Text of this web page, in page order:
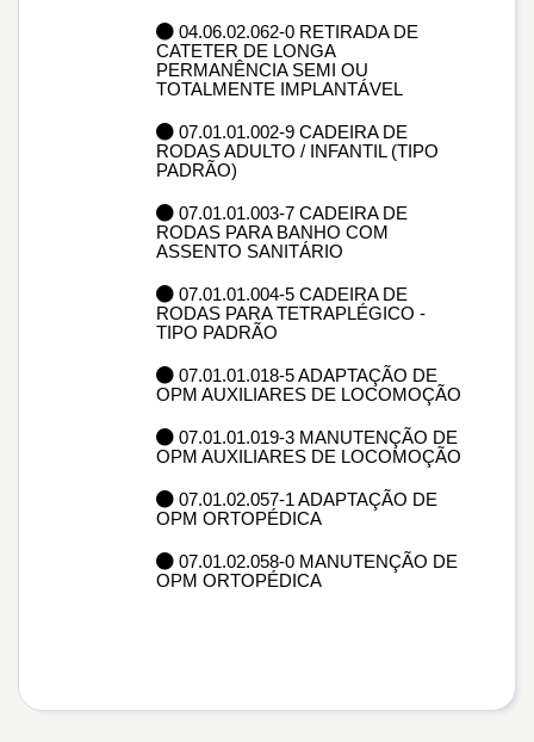
04.06.02.062-0 RETIRADA DE
CATETER DE LONGA
PERMANÊNCIA SEMI OU
TOTALMENTE IMPLANTÁVEL
07.01.01.002-9 CADEIRA DE
RODAS ADULTO / INFANTIL (TIPO
PADRÃO)
07.01.01.003-7 CADEIRA DE
RODAS PARA BANHO COM
ASSENTO SANITÁRIO
07.01.01.004-5 CADEIRA DE
RODAS PARA TETRAPLÉGICO -
TIPO PADRÃO
07.01.01.018-5 ADAPTAÇÃO DE
OPM AUXILIARES DE LOCOMOÇÃO
07.01.01.019-3 MANUTENÇÃO DE
OPM AUXILIARES DE LOCOMOÇÃO
07.01.02.057-1 ADAPTAÇÃO DE
OPM ORTOPÉDICA
07.01.02.058-0 MANUTENÇÃO DE
OPM ORTOPÉDICA